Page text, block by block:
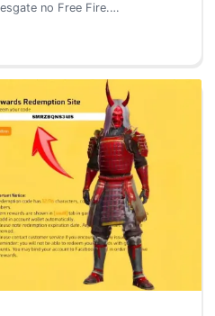
no Free Fire.…